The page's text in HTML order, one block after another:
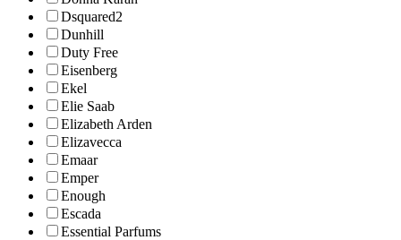
Dsquared2
Dunhill
Duty Free
Eisenberg
Ekel
Elie Saab
Elizabeth Arden
Elizavecca
Emaar
Emper
Enough
Escada
Essential Parfums